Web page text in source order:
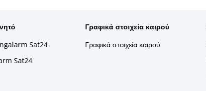
Sat24
Sat24
Γραφικά στοιχεία καιρού
Γραφικά στοιχεία καιρού